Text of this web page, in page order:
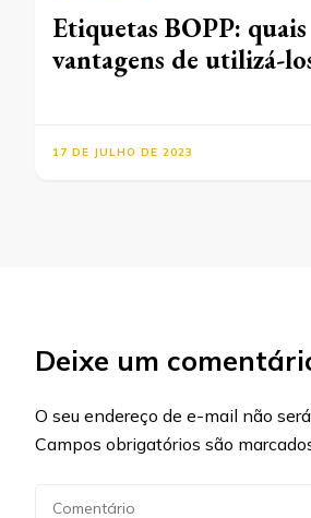
Etiquetas BOPP: quais
vantagens de utilizá-
17 DE JULHO DE 2023
Deixe um
O seu endereço de e-mail não
Campos obrigatórios são